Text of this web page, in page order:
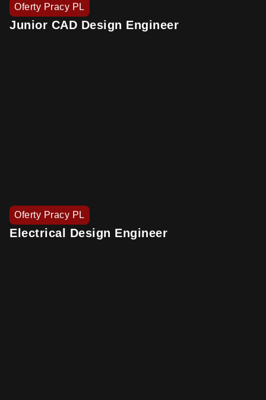
Oferty Pracy PL
Junior CAD Design Engineer
Oferty Pracy PL
Electrical Design Engineer